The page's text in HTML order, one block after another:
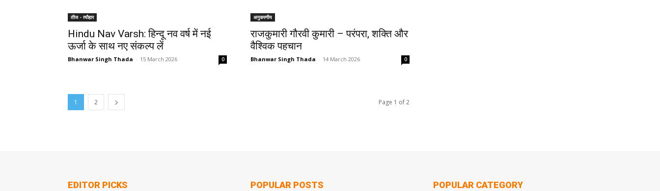
तीज - त्यौहार
Hindu Nav Varsh: हिन्दू नव वर्ष में नई
ऊर्जा के साथ नए संकल्प लें
Bhanwar Singh Thada - 15 March 2026 0
अनुकरणीय
राजकुमारी गौरवी कुमारी – परंपरा, शक्ति और
वैश्विक पहचान
Bhanwar Singh Thada - 14 March 2026 0
1 2 Page 1 of 2
EDITOR PICKS POPULAR POSTS POPULAR CATEGORY